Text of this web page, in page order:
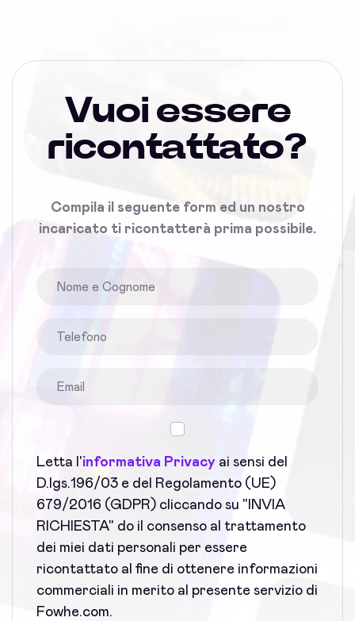
Vuoi essere
ricontattato?
Compila il seguente form ed un nostro
incaricato ti ricontatterà prima possibile.
Letta l'informativa Privacy ai sensi del
D.lgs.196/03 e del Regolamento (UE)
679/2016 (GDPR) cliccando su "INVIA
RICHIESTA" do il consenso al trattamento
dei miei dati personali per essere
ricontattato al fine di ottenere informazioni
commerciali in merito al presente servizio di
Fowhe.com.